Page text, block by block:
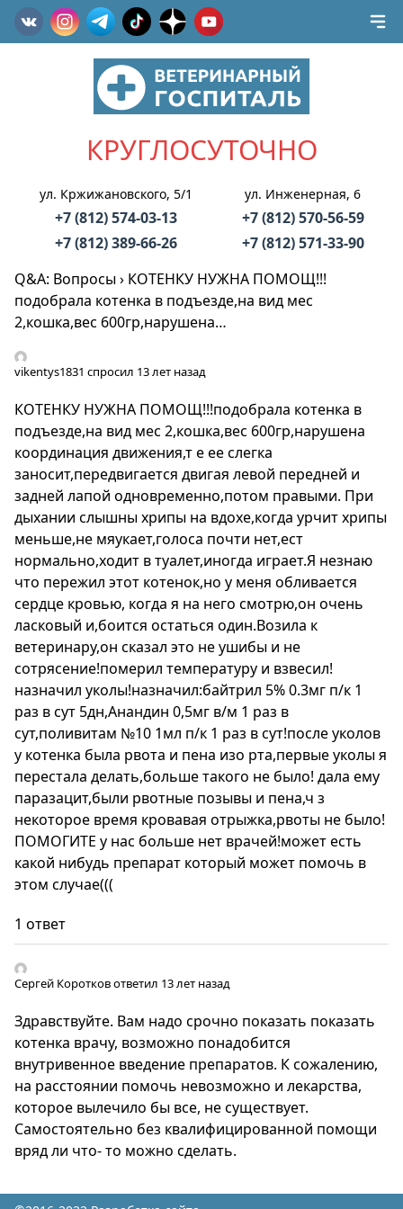
КРУГЛОСУТОЧНО
ул. Кржижановского, 5/1
+7 (812) 574-03-13
+7 (812) 389-66-26
ул. Инженерная, 6
+7 (812) 570-56-59
+7 (812) 571-33-90
Q&A: Вопросы› КОТЕНКУ НУЖНА ПОМОЩ!!!
подобрала котенка в подъезде,на вид мес
2,кошка,вес 600гр,нарушена…
vikentys1831 спросил 13 лет назад
КОТЕНКУ НУЖНА ПОМОЩ!!!подобрала котенка в
подъезде,на вид мес 2,кошка,вес 600гр,нарушена
координация движения,т е ее слегка
заносит,передвигается двигая левой передней и
задней лапой одновременно,потом правыми. При
дыхании слышны хрипы на вдохе,когда урчит хрипы
меньше,не мяукает,голоса почти нет,ест
нормально,ходит в туалет,иногда играет.Я незнаю
что пережил этот котенок,но у меня обливается
сердце кровью, когда я на него смотрю,он очень
ласковый и,боится остаться один.Возила к
ветеринару,он сказал это не ушибы и не
сотрясение!померил температуру и взвесил!
назначил уколы!назначил:байтрил 5% 0.3мг п/к 1
раз в сут 5дн,Анандин 0,5мг в/м 1 раз в
сут,поливитам №10 1мл п/к 1 раз в сут!после уколов
у котенка была рвота и пена изо рта,первые уколы я
перестала делать,больше такого не было! дала ему
паразацит,были рвотные позывы и пена,ч з
некоторое время кровавая отрыжка,рвоты не было!
ПОМОГИТЕ у нас больше нет врачей!может есть
какой нибудь препарат который может помочь в
этом случае(((
1 ответ
Сергей Коротковответил 13 лет назад
Здравствуйте. Вам надо срочно показать показать
котенка врачу, возможно понадобится
внутривенное введение препаратов. К сожалению,
на расстоянии помочь невозможно и лекарства,
которое вылечило бы все, не существует.
Самостоятельно без квалифицированной помощи
вряд ли что- то можно сделать.